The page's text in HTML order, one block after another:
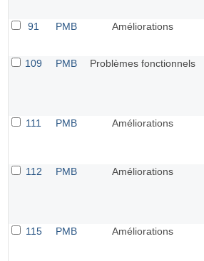
91
PMB Améliorations
109 PMB Problèmes fonctionnels
111
PMB Améliorations
112
PMB Améliorations
115
PMB Améliorations